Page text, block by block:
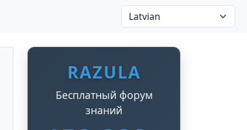
RAZULA
Бесплатный форум
знаний